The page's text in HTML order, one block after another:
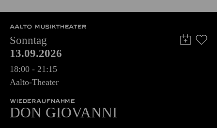
AALTO MUSIKTHEATER
Sonntag
13.09.2026
18:00 - 21:15
Aalto-Theater
WIEDERAUFNAHME
DON GIO­VANNI